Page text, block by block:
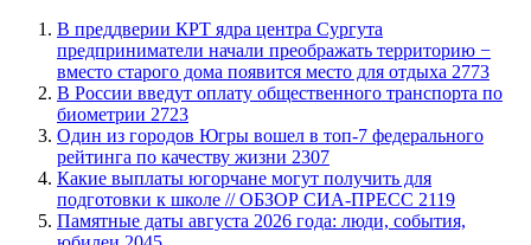
​В преддверии КРТ ядра центра Сургута
предприниматели начали преображать территорию −
вместо старого дома появится место для отдыха 2773
В России введут оплату общественного транспорта по
биометрии 2723
Один из городов Югры вошел в топ-7 федерального
рейтинга по качеству жизни 2307
Какие выплаты югорчане могут получить для
подготовки к школе // ОБЗОР СИА-ПРЕСС 2119
​Памятные даты августа 2026 года: люди, события,